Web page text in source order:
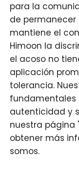
para la
de permanecer
mantiene el
Himoon la
el acoso no
aplicación
tolerancia.
fundamentales
autenticidad y
nuestra página
obtener más
somos.